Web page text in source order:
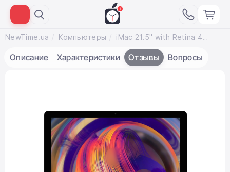
NewTime.ua Компьютеры iMac 21.5" with Retina 4K display (Z0VY000FC/MRT431) 2019
Описание Характеристики Отзывы Вопросы